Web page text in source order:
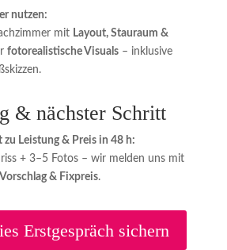
nutzen:
mit Layout, Stauraum &
fotorealistische Visuals– inklusive
& nächster Schritt
zu Leistung & Preis in 48 h:
+ 3–5 Fotos – wir melden uns mit
Vorschlag & Fixpreis.
Erstgespräch sichern